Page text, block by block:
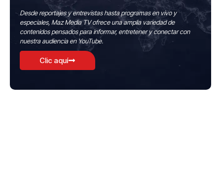
Desde reportajes y entrevistas hasta programas en vivo y
especiales, Maz Media TV ofrece una amplia variedad de
contenidos pensados para informar, entretener y conectar con
nuestra audiencia en YouTube.
Clic aquí